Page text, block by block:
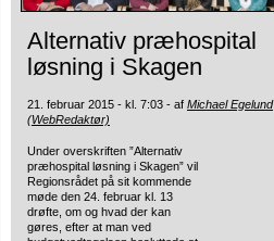
Alternativ præhospital
løsning i Skagen
21. februar 2015 - kl. 7:03 - af Michael Egelund
(WebRedaktør)
Under overskriften ”Alternativ
præhospital løsning i Skagen” vil
Regionsrådet på sit kommende
møde den 24. februar kl. 13
drøfte, om og hvad der kan
gøres, efter at man ved